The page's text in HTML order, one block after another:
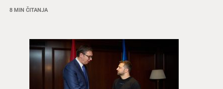
8 MIN ČITANJA